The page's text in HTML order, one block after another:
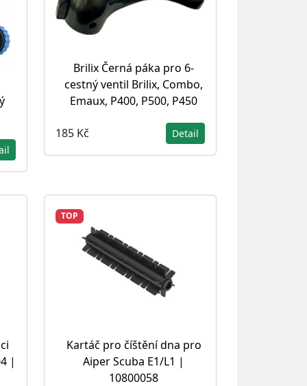
Brilix Černá páka pro 6-
cestný ventil Brilix, Combo,
Emaux, P400, P500, P450
185 Kč Detail
|
TOP
Kartáč pro číštění dna pro
Aiper Scuba E1/L1 |
10800058